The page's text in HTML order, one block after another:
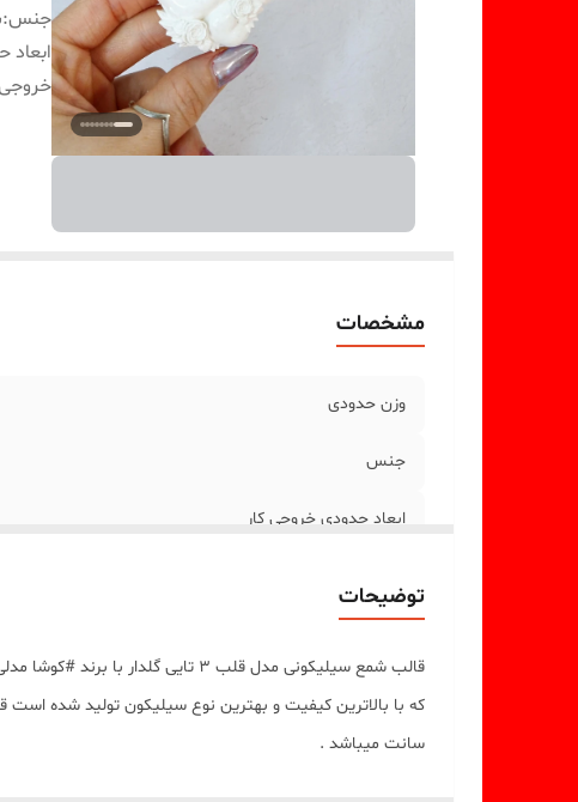
جنس:
ابعاد
خروجی
مشخصات
وزن حدودی
جنس
ابعاد حدودی خروجی کار
توضیحات
قالب شمع سیلیکونی مدل قلب 3
سانت میباشد .